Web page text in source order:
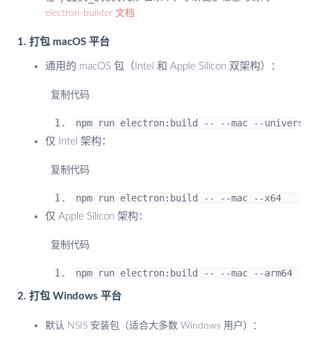
electron-builder 文档
1. 打包 macOS 平台
通用的 macOS 包（Intel 和 Apple Silicon 双架构）：
复制代码
npm run electron: build -- --mac --
仅 Intel 架构：
复制代码
npm run electron: build -- --mac --x64
仅 Apple Silicon 架构：
复制代码
npm run electron: build -- --mac --arm64
2. 打包 Windows 平台
默认 NSIS 安装包（适合大多数 Windows 用户）：